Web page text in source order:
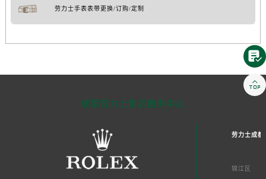
劳力士手表表带更换/订购/定制
成都劳力士售后服务中心
劳力士成都
锦江区

